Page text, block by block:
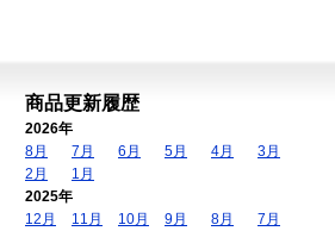
商品更新履歴
2026年
8月
7月 6月 5月 4月
3月
2月
1月
2025年
12月
11月 10月 9月 8月
7月